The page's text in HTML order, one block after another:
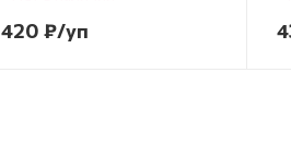
420 ₽/уп